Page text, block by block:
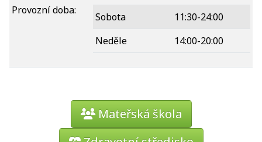
Provozní doba:
Sobota
11:30-24:00
Neděle
14:00-20:00
Mateřská škola